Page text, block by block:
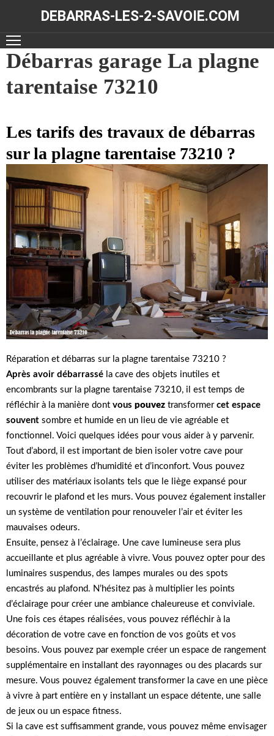
DEBARRAS-LES-2-SAVOIE.COM
ACCUEIL
DÉBARRAS
RÉALISATIONS
CONTACT
Débarras garage La plagne
tarentaise 73210
Les tarifs des travaux de débarras
sur la plagne tarentaise 73210 ?
Réparation et débarras sur la plagne tarentaise 73210 ?
Après avoir débarrassé la cave des objets inutiles et
encombrants sur la plagne tarentaise 73210, il est temps de
réfléchir à la manière dont vous pouvez transformer cet espace
souvent sombre et humide en un lieu de vie agréable et
fonctionnel. Voici quelques idées pour vous aider à y parvenir.
Tout d’abord, il est important de bien isoler votre cave pour
éviter les problèmes d’humidité et d’inconfort. Vous pouvez
utiliser des matériaux isolants tels que le liège expansé pour
recouvrir le plafond et les murs. Vous pouvez également installer
un système de ventilation pour renouveler l’air et éviter les
mauvaises odeurs.
Ensuite, pensez à l’éclairage. Une cave lumineuse sera plus
accueillante et plus agréable à vivre. Vous pouvez opter pour des
luminaires suspendus, des lampes murales ou des spots
encastrés au plafond. N’hésitez pas à multiplier les points
d’éclairage pour créer une ambiance chaleureuse et conviviale.
Une fois ces étapes réalisées, vous pouvez réfléchir à la
décoration de votre cave en fonction de vos goûts et vos
besoins. Vous pouvez par exemple créer un espace de rangement
supplémentaire en installant des rayonnages ou des placards sur
mesure. Vous pouvez également transformer la cave en une pièce
à vivre à part entière en y installant un espace détente, une salle
de jeux ou un espace fitness.
Si la cave est suffisamment grande, vous pouvez même envisager